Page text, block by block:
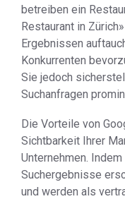
betreiben ein
Restaurant in
Ergebnissen
Konkurrenten
Sie jedoch
Suchanfragen
Die Vorteile von
Sichtbarkeit Ihrer
Unternehmen.
Suchergebnisse
und werden als